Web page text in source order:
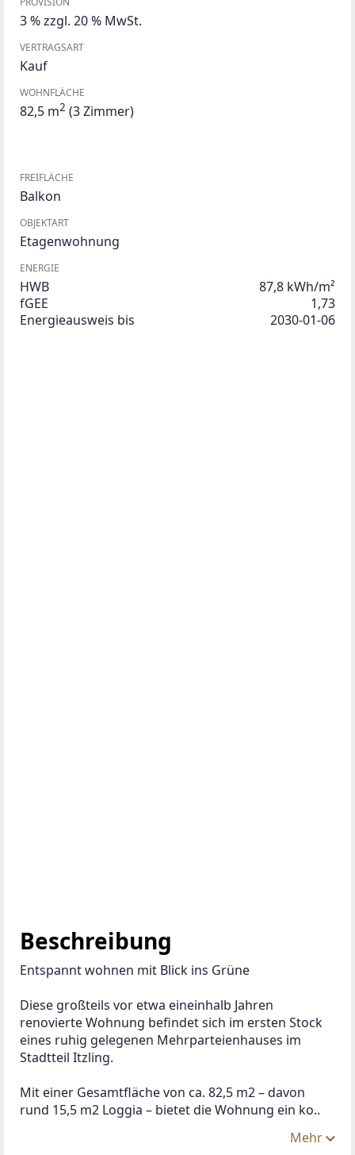
3 % zzgl. 20 % MwSt.
VERTRAGSART
Kauf
WOHNFLÄCHE
82,5 m2 (3 Zimmer)
FREIFLÄCHE
Balkon
OBJEKTART
Etagenwohnung
ENERGIE
HWB
87,8 kWh/m²
fGEE
1,73
Energieausweis bis
2030-01-06
Beschreibung
Entspannt wohnen mit Blick ins Grüne
Diese großteils vor etwa eineinhalb Jahren
renovierte Wohnung befindet sich im ersten Stock
eines ruhig gelegenen Mehrparteienhauses im
Stadtteil Itzling.
Mit einer Gesamtfläche von ca. 82,5 m2 – davon
rund 15,5 m2 Loggia – bietet die Wohnung ein ko..
Mehr